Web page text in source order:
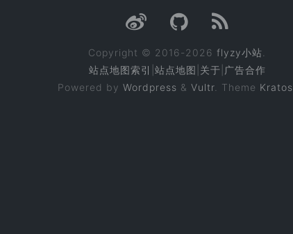
Copyright © 2016-2026 flyzy小站
站点地图索引 站点地图 关于 广告合作
Powered by Wordpress & Vultr . Theme Kratos.